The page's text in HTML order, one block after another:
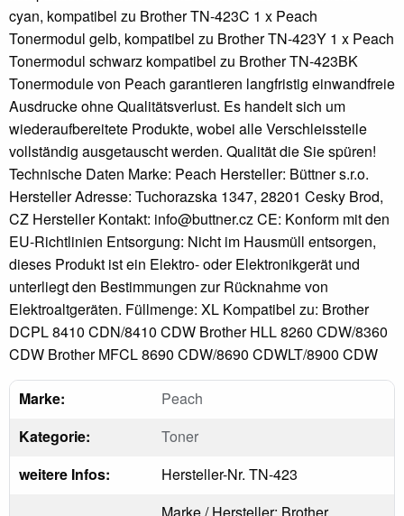
cyan, kompatibel zu Brother TN-423C 1 x Peach
Tonermodul gelb, kompatibel zu Brother TN-423Y 1 x Peach
Tonermodul schwarz kompatibel zu Brother TN-423BK
Tonermodule von Peach garantieren langfristig einwandfreie
Ausdrucke ohne Qualitätsverlust. Es handelt sich um
wiederaufbereitete Produkte, wobei alle Verschleissteile
vollständig ausgetauscht werden. Qualität die Sie spüren!
Technische Daten Marke: Peach Hersteller: Büttner s.r.o.
Hersteller Adresse: Tuchorazska 1347, 28201 Cesky Brod,
CZ Hersteller Kontakt: info@buttner.cz CE: Konform mit den
EU-Richtlinien Entsorgung: Nicht im Hausmüll entsorgen,
dieses Produkt ist ein Elektro- oder Elektronikgerät und
unterliegt den Bestimmungen zur Rücknahme von
Elektroaltgeräten. Füllmenge: XL Kompatibel zu: Brother
DCPL 8410 CDN/8410 CDW Brother HLL 8260 CDW/8360
CDW Brother MFCL 8690 CDW/8690 CDWLT/8900 CDW
Marke:
Peach
Kategorie:
Toner
weitere Infos:
Hersteller-Nr. TN-423